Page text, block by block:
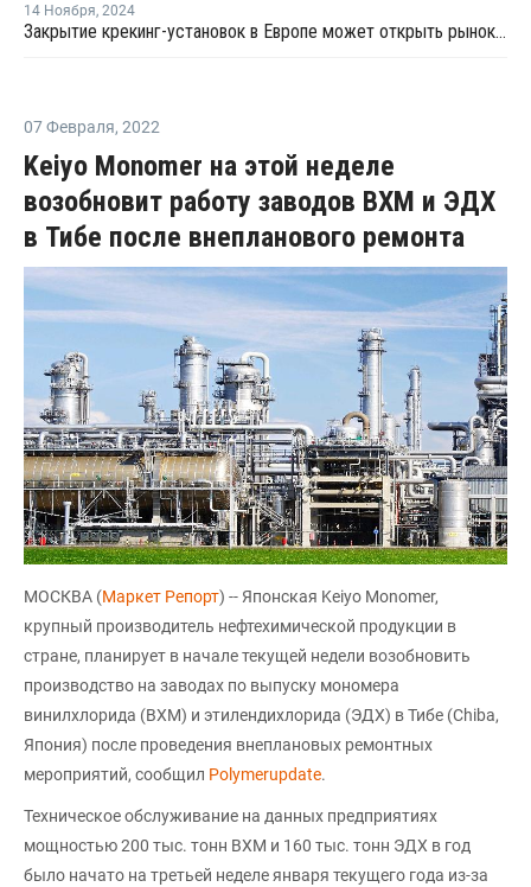
14 Ноября, 2024
Закрытие крекинг-установок в Европе может открыть рынок для экспорта этилена из США
07 Февраля, 2022
Keiyo Monomer на этой неделе
возобновит работу заводов ВХМ и ЭДХ
в Тибе после внепланового ремонта
МОСКВА (Маркет Репорт) -- Японская Keiyo Monomer,
крупный производитель нефтехимической продукции в
стране, планирует в начале текущей недели возобновить
производство на заводах по выпуску мономера
винилхлорида (ВХМ) и этилендихлорида (ЭДХ) в Тибе (Chiba,
Япония) после проведения внеплановых ремонтных
мероприятий, сообщил Polymerupdate.
Техническое обслуживание на данных предприятиях
мощностью 200 тыс. тонн ВХМ и 160 тыс. тонн ЭДХ в год
было начато на третьей неделе января текущего года из-за